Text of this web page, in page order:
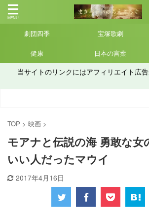
劇団四季 宝塚歌劇
健康 日本の言葉
当サイトのリンクにはアフィリエイト広
TOP > 映画 >
モアナと伝説の海 勇敢な女
いい人だったマウイ
2017年4月16日